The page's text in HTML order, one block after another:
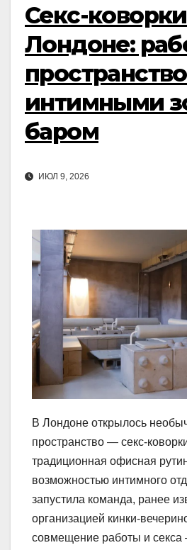
Секс-
Лондоне:
интимными
баром
ИЮЛ 9, 2026
В Лондоне открылось
пространство — секс-
традиционная офисная
возможностью интимного
запустила команда, ранее
организацией кинки-
совмещение работы и